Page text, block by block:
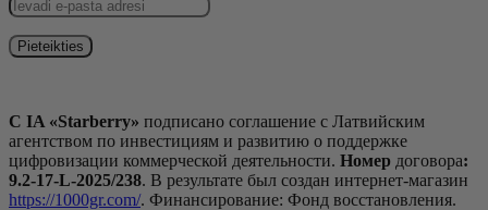
С IA «Starberry» подписано соглашение с Латвийским
агентством по инвестициям и развитию о поддержке
цифровизации коммерческой деятельности. Номер договора:
9.2-17-L-2025/238. В результате был создан интернет-магазин
https://1000gr.com/. Финансирование: Фонд восстановления.